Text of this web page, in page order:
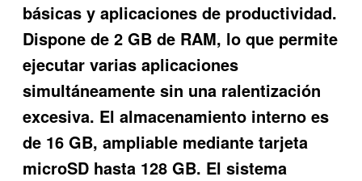
básicas y aplicaciones de productividad.
Dispone de 2 GB de RAM, lo que permite
ejecutar varias aplicaciones
simultáneamente sin una ralentización
excesiva. El almacenamiento interno es
de 16 GB, ampliable mediante tarjeta
microSD hasta 128 GB. El sistema